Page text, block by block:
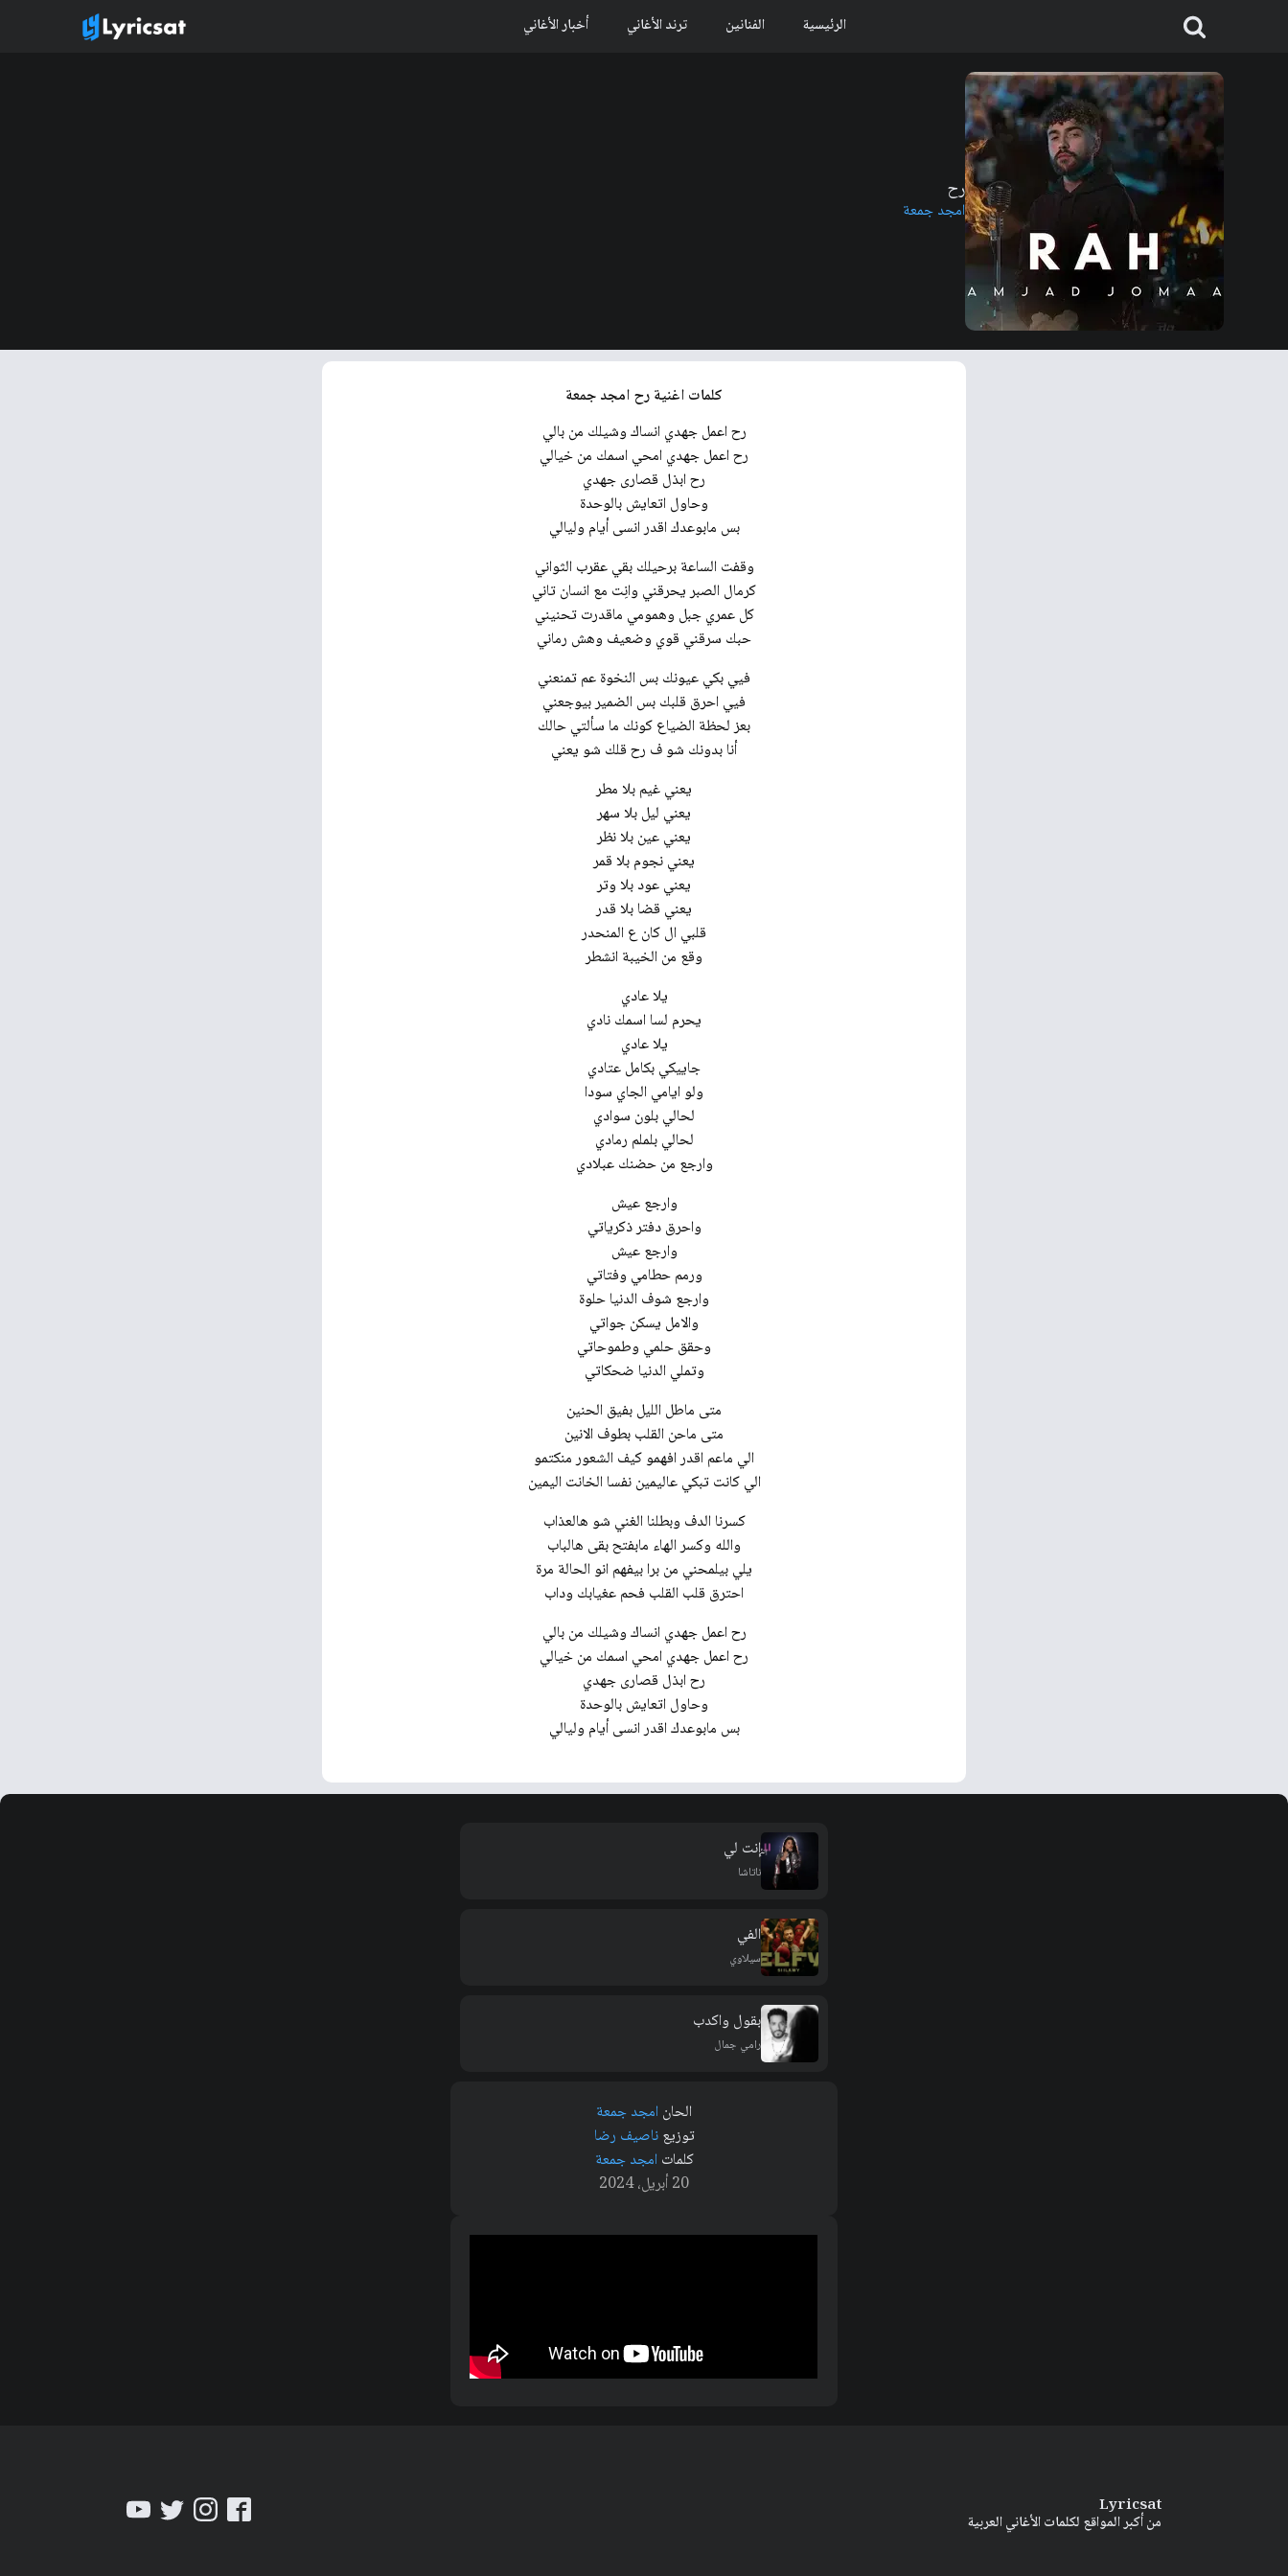
الرئيسية الفنانين ترند الأغاني أخبار الأغاني
رح
امجد جمعة
كلمات اغنية رح امجد جمعة
رح اعمل جھدي انساك وشیلك من بالي
رح اعمل جھدي امحي اسمك من خیالي
رح ابذل قصارى جھدي
وحاول اتعایش بالوحدة
بس مابوعدك اقدر انسى أیام ولیالي
وقفت الساعة برحیلك بقي عقرب الثواني
كرمال الصبر یحرقني وانِت مع انسان تاني
كل عمري جبل وھمومي ماقدرت تحنیني
حبك سرقني قوي وضعیف وھش رماني
فیي بكي عیونك بس النخوة عم تمنعني
فیي احرق قلبك بس الضمیر بیوجعني
بعز لحظة الضیاع كونك ما سألتي حالك
أنا بدونك شو ف رح قلك شو یعني
یعني غیم بلا مطر
یعني لیل بلا سھر
یعني عین بلا نظر
یعني عود بلا وتر
یعني قضا بلا قدر
وقع من الخیبة انشطر
یلا عادي
یلا عادي
ولو ایامي الجاي سودا
لحالي بلون سوادي
لحالي بلملم رمادي
وارجع من حضنك عبلادي
وارجع عیش
واحرق دفتر ذكریاتي
وارجع عیش
ورمم حطامي وفتاتي
وارجع شوف الدنیا حلوة
والامل یسكن جواتي
وحقق حلمي وطموحاتي
وتملي الدنیا ضحكاتي
متى ماطل اللیل بفیق الحنین
الي ماعم اقدر افھمو كیف الشعور منكتمو
الي كانت تبكي عالیمین نفسا الخانت الیمین
كسرنا الدف وبطلنا الغني شو ھالعذاب
والله وكسر الھاء مابفتح بقى ھالباب
یلي بیلمحني من برا بیفھم انو الحالة مرة
احترق قلب القلب فحم عغیابك وداب
رح اعمل جھدي انساك وشیلك من بالي
رح اعمل جھدي امحي اسمك من خیالي
رح ابذل قصارى جھدي
وحاول اتعایش بالوحدة
بس مابوعدك اقدر انسى أیام ولیالي
إنت لي
ناتاشا
الفي
سيلاوي
بقول واكدب
رامي جمال
الحان امجد جمعة
توزيعناصيف رضا
كلمات امجد جمعة
20 أبريل، 2024
Lyricsat
من أكبر المواقع لكلمات الأغاني العربية